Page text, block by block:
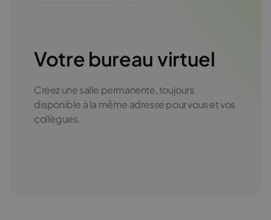
Votre bureau virtuel
Créez une salle permanente, toujours
disponible à la même adresse pour vous et vos
collègues.